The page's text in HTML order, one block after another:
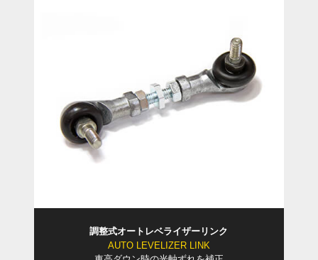
調整式オートレベライザーリンク
AUTO LEVELIZER LINK